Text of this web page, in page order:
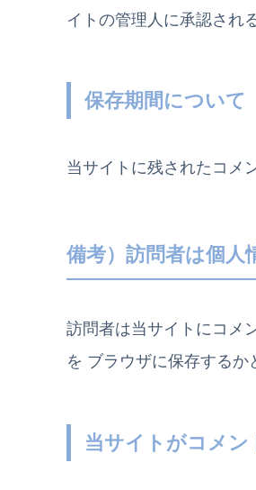
イトの管理人に承認され
保存期間について
当サイトに残されたコメ
備考）訪問者は個
訪問者は当サイトにコメ
を ブラウザに保存するか
当サイトがコメ